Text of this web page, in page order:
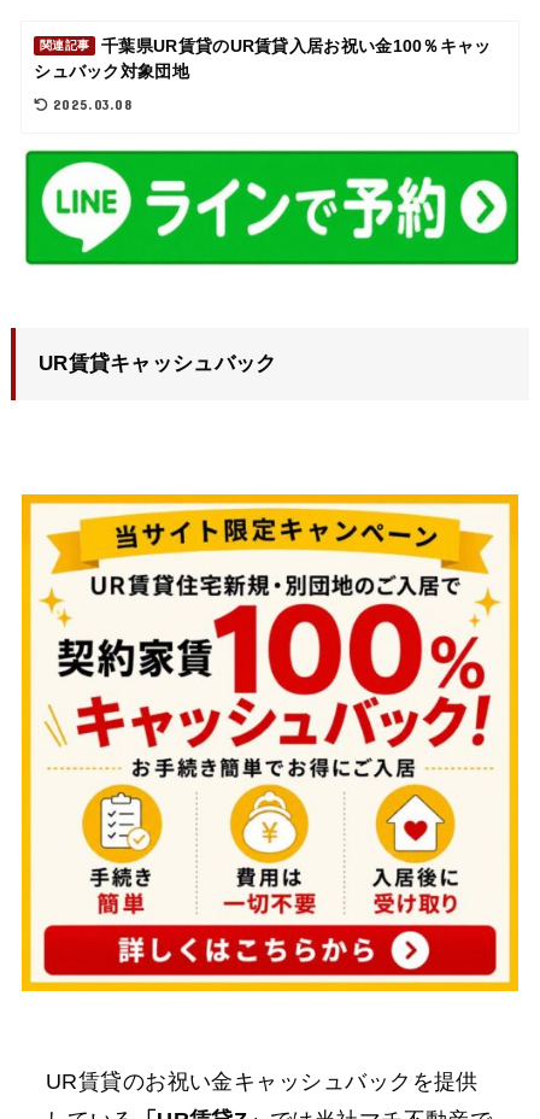
関連記事
千葉県UR賃貸のUR賃貸入居お祝い金100％キャッ
シュバック対象団地
2025.03.08
UR賃貸キャッシュバック
UR賃貸のお祝い金キャッシュバックを提供